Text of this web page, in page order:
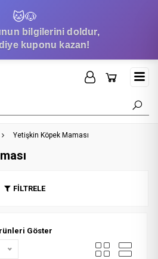
🐱🐶
bilgilerini doldur,
kuponu kazan!
Yetişkin Köpek Maması
FİLTRELE
Göster